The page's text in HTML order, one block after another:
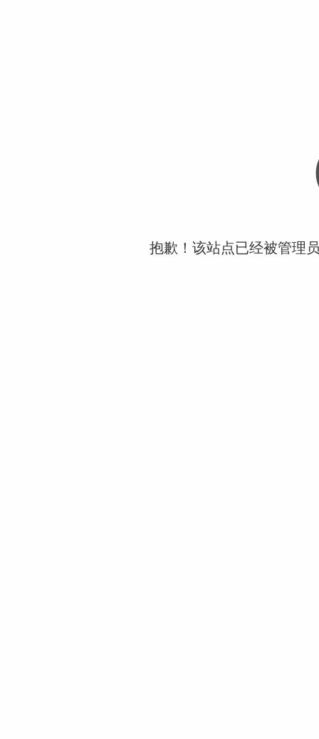
抱歉！该站点已经被管理